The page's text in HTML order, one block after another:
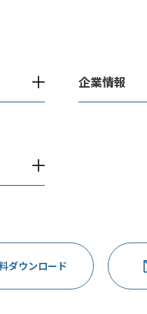
企業情報
ダウンロード